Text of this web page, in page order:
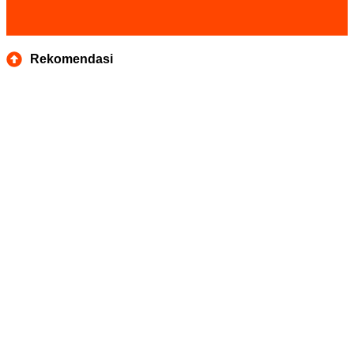
Rekomendasi